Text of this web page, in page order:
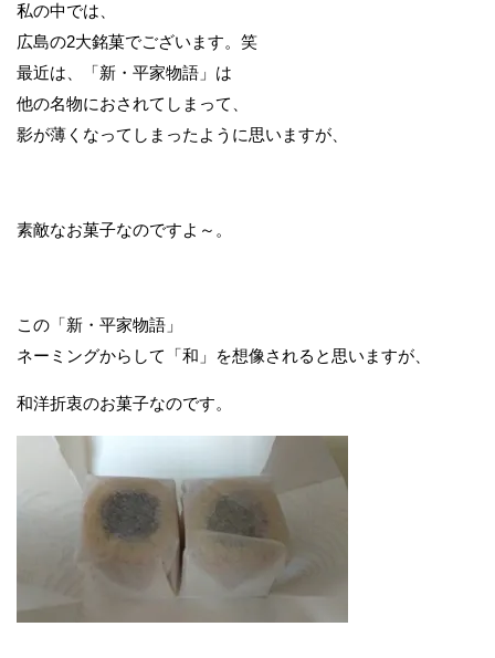
私の中では、
広島の2大銘菓でございます。笑
最近は、「新・平家物語」は
他の名物におされてしまって、
影が薄くなってしまったように思いますが、
素敵なお菓子なのですよ～。
この「新・平家物語」
ネーミングからして「和」を想像されると思いますが、
和洋折衷のお菓子なのです。